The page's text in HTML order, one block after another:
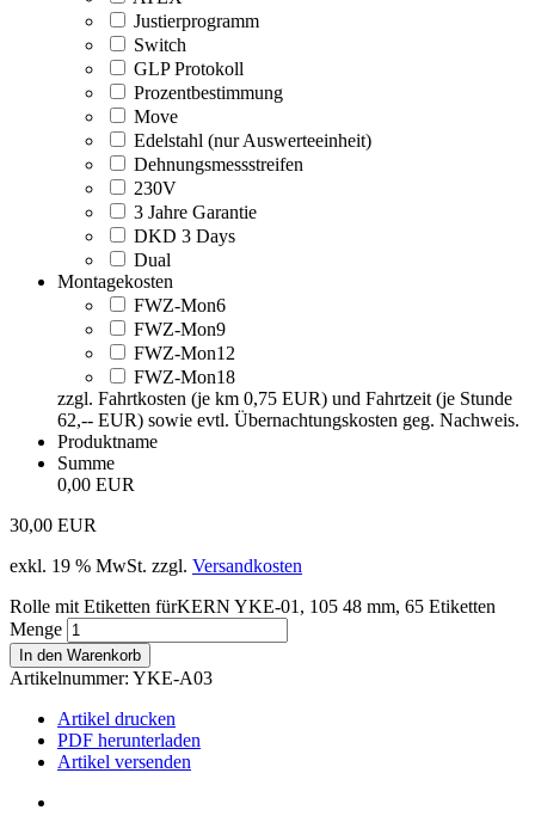
Justierprogramm
Switch
GLP Protokoll
Prozentbestimmung
Move
Edelstahl (nur Auswerteeinheit)
Dehnungsmessstreifen
230V
3 Jahre Garantie
DKD 3 Days
Dual
Montagekosten
FWZ-Mon6
FWZ-Mon9
FWZ-Mon12
FWZ-Mon18
zzgl. Fahrtkosten (je km 0,75 EUR) und Fahrtzeit (je Stunde
62,-- EUR) sowie evtl. Übernachtungskosten geg. Nachweis.
Produktname
Summe
0,00 EUR
30,00 EUR
exkl. 19 % MwSt. zzgl. Versandkosten
Rolle mit Etiketten fürKERN YKE-01, 105 48 mm, 65 Etiketten
Menge
In den Warenkorb
Artikelnummer: YKE-A03
Artikel drucken
PDF herunterladen
Artikel versenden